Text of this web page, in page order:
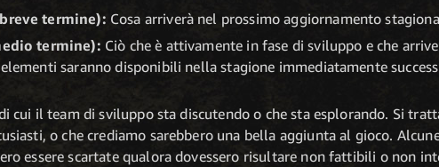
termine): Cosa arriverà nel prossimo aggiornamento
termine): Ciò che è attivamente in fase di sviluppo e che
saranno disponibili nella stagione immediatamente
cui il team di sviluppo sta discutendo o che sta esplorando. Si
o che crediamo sarebbero una bella aggiunta al gioco.
essere scartate qualora dovessero risultare non fattibili o non